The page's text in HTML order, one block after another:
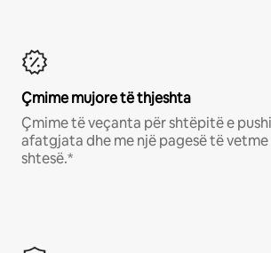
Çmime mujore të thjeshta
Çmime të veçanta për shtëpitë e
afatgjata dhe me një pagesë të
shtesë.*